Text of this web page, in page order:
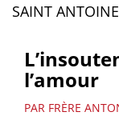
SAINT
l’amour
PAR FRÈRE